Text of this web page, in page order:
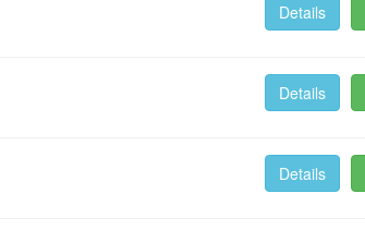
Details
Details
Details